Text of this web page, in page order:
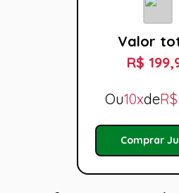
Valor
R$
Ou10xdeR$
Comprar